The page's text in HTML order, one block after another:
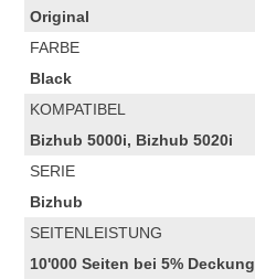
Original
FARBE
Black
KOMPATIBEL
Bizhub 5000i, Bizhub 5020i
SERIE
Bizhub
SEITENLEISTUNG
10'000 Seiten bei 5% Deckung